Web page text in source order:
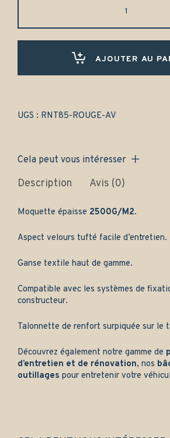
classique
AJOUTER AU
UGS : RNT85-ROUGE-AV
Cela peut vous intéresser
Description Avis (0)
Moquette épaisse 2500G/M2.
Aspect velours tufté facile d’entretien.
Ganse textile haut de gamme.
Compatible avec les systèmes de
constructeur.
Talonnette de renfort surpiquée sur le
Découvrez également notre gamme de
d’entretien et de rénovation, nos
outillages pour entretenir votre